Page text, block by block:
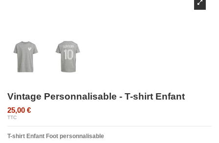
Vintage Personnalisable - T-shirt Enfant
25,00 €
TTC
T-shirt Enfant Foot personnalisable